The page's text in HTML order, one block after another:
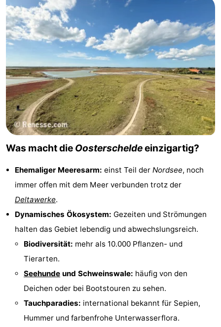
Hof
van
Zimmer
(mit
Lastminutes
Sehen
&
tun
-
Museen
-
Denkmäler
Mühlen
Aussichtspunkte
Attraktionen
Rundfahrten
Spielplätze
Indoor-
Spielplätze
Bowling
Was macht die Oosterscheldeeinzigartig?
Ehemaliger Meeresarm: einst Teil der Nordsee, noch
immer offen mit dem Meer verbunden trotz der
Deltawerke.
Dynamisches Ökosystem: Gezeiten und Strömungen
halten das Gebiet lebendig und abwechslungsreich.
Biodiversität: mehr als 10.000 Pflanzen- und
Tierarten.
Seehunde und Schweinswale: häufig von den
Deichen oder bei Bootstouren zu sehen.
Tauchparadies: international bekannt für Sepien,
Hummer und farbenfrohe Unterwasserflora.